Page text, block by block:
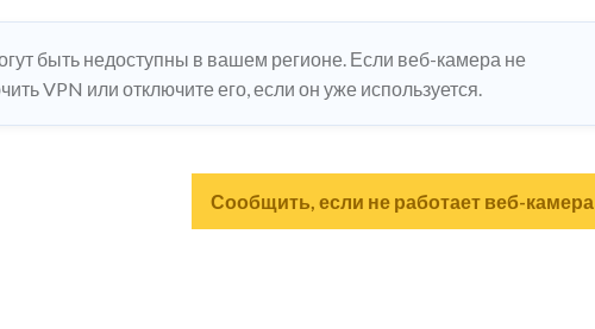
быть недоступны в вашем регионе. Если веб-камера не
VPN или отключите его, если он уже используется.
Сообщить, если не работает веб-камера